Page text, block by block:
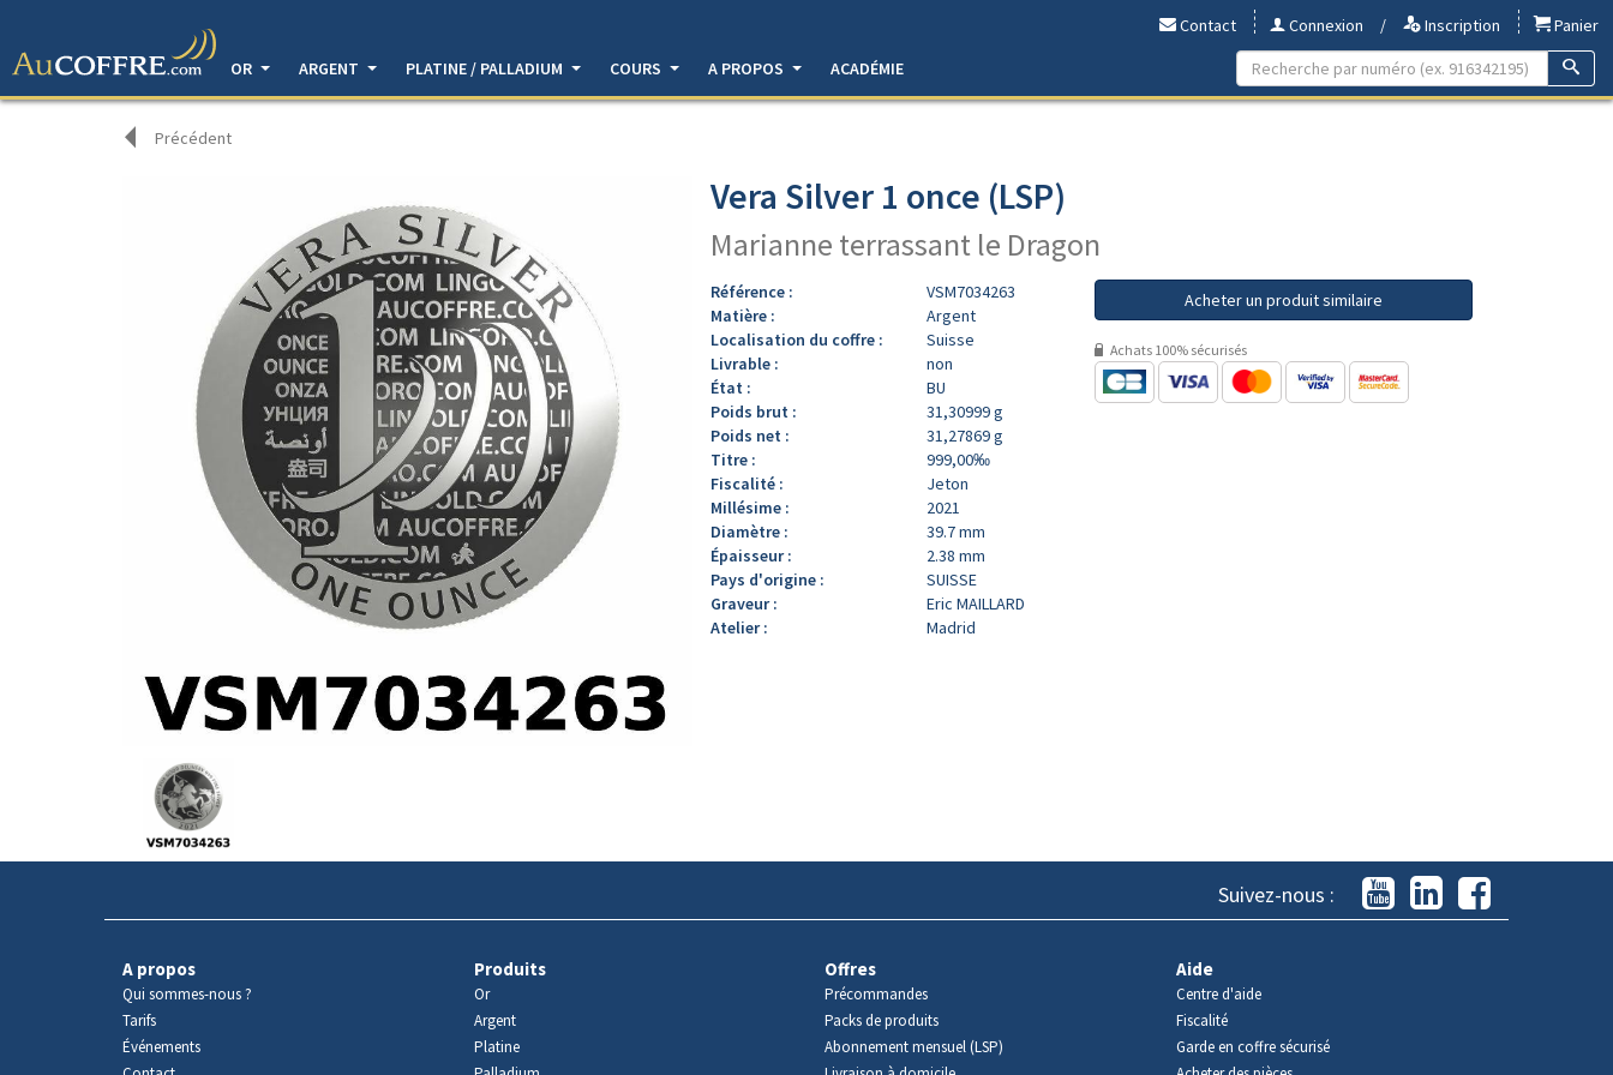
Contact Connexion / Inscription
Panier
OR
ARGENT PLATINE / PALLADIUM COURS A PROPOS ACADÉMIE
Précédent
produit
Vera Silver 1 once (LSP)
Marianne terrassant le Dragon
Référence :
VSM7034263
Matière :
Argent
Localisation du coffre :
Suisse
Livrable :
non
État :
BU
Poids brut :
31,30999 g
Poids net :
31,27869 g
Titre :
999,00‰
Fiscalité :
Jeton
Millésime :
2021
Diamètre :
39.7 mm
Épaisseur :
2.38 mm
Pays d'origine :
SUISSE
Graveur :
Eric MAILLARD
Atelier :
Madrid
Acheter un produit similaire
Achats 100% sécurisés
Suivez-nous :
A propos
Qui sommes-nous ?
Tarifs
Événements
Produits
Or
Argent
Platine
Offres
Précommandes
Packs de produits
Abonnement mensuel (LSP)
Aide
Centre d'aide
Fiscalité
Garde en coffre sécurisé